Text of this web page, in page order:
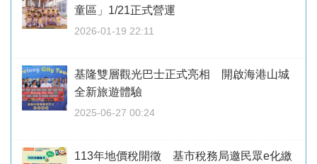
童區」1/21正式營運
2026-01-19 22:11
基隆雙層觀光巴士正式亮相 開啟海港山城
全新旅遊體驗
2025-06-27 00:24
113年地價稅開徵 基市稅務局邀民眾e化繳